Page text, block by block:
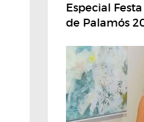
Especial
de Palamós